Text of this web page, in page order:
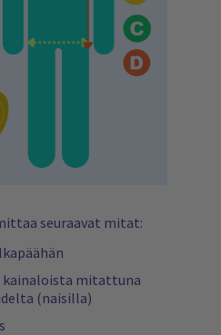
seuraavat mitat:
kainaloista mitattuna
(naisilla)